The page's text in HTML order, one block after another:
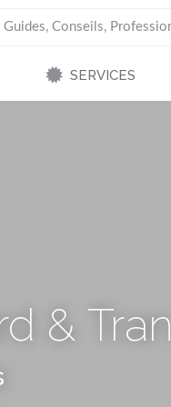
SERVICES
& Tran